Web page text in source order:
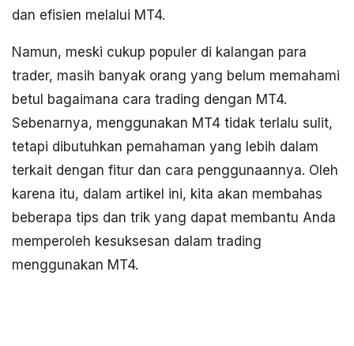
dan efisien melalui MT4.
Namun, meski cukup populer di kalangan para
trader, masih banyak orang yang belum memahami
betul bagaimana cara trading dengan MT4.
Sebenarnya, menggunakan MT4 tidak terlalu sulit,
tetapi dibutuhkan pemahaman yang lebih dalam
terkait dengan fitur dan cara penggunaannya. Oleh
karena itu, dalam artikel ini, kita akan membahas
beberapa tips dan trik yang dapat membantu Anda
memperoleh kesuksesan dalam trading
menggunakan MT4.